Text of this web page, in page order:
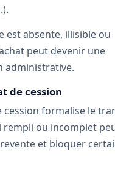
est absente, illisible ou
peut devenir une
administrative.
de cession
cession formalise le
rempli ou incomplet
et bloquer